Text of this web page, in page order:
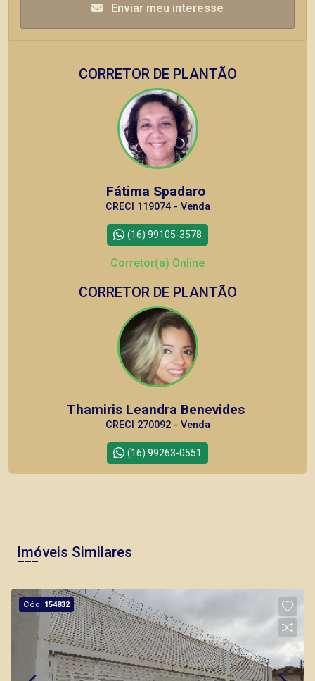
Enviar meu interesse
CORRETOR DE PLANTÃO
Fátima Spadaro
CRECI 119074 - Venda
(16) 99105-3578
Corretor(a) Online
CORRETOR DE PLANTÃO
Thamiris Leandra Benevides
CRECI 270092 - Venda
(16) 99263-0551
Marcos Antonio Ferreira
CRECI 82740 - Venda
(16) 99137-0754
Imóveis Similares
Cód. 154832